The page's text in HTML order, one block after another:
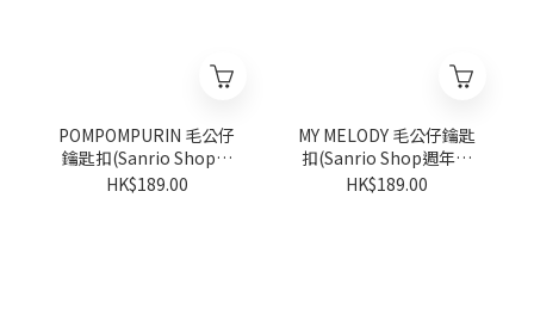
POMPOMPURIN 毛公仔
鑰匙扣(Sanrio Shop週
年系列)
HK$189.00
MY MELODY 毛公仔鑰匙
扣(Sanrio Shop週年系
列)
HK$189.00